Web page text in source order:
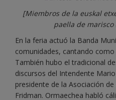
[Miembros de la euskal
paella de marisco
En la feria actuó la Banda
comunidades, cantando
También hubo el tradicional
discursos del Intendente
presidente de la Asociación
Fridman. Ormaechea habló